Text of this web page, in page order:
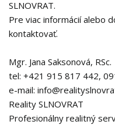
SLNOVRAT.
Pre viac informácií alebo
kontaktovať.
Mgr. Jana Saksonová, RSc.
tel: +421 915 817 442,
e-mail:
Reality SLNOVRAT
Profesionálny realitný